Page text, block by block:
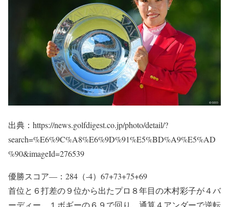
出典：https://news.golfdigest.co.jp/photo/detail/?
search=%E6%9C%A8%E6%9D%91%E5%BD%A9%E5%AD
%90&imageId=276539
優勝スコア―：284（-4）67+73+75+69
首位と６打差の９位から出たプロ８年目の木村彩子が４バ
ーディー、１ボギーの６９で回り、通算４アンダーで逆転